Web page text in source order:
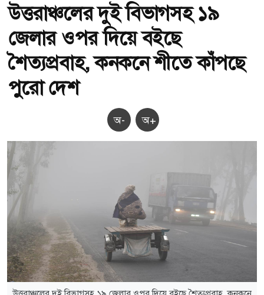
উত্তরাঞ্চলের দুই বিভাগসহ ১৯
জেলার ওপর দিয়ে বইছে
শৈত্যপ্রবাহ, কনকনে শীতে কাঁপছে
পুরো দেশ
অ- অ+